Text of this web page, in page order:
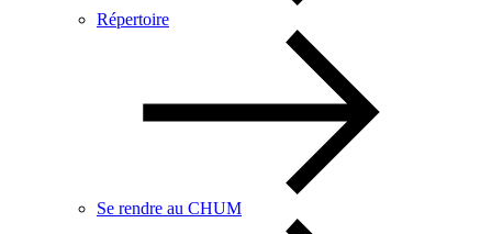
Répertoire
Se rendre au CHUM